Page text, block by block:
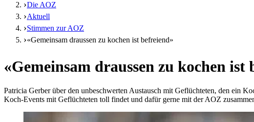
Die AOZ
Aktuell
Stimmen zur AOZ
«Gemeinsam draussen zu kochen ist befreiend»
«Gemeinsam draussen zu kochen ist
Patricia Gerber über den unbeschwerten Austausch mit Geflüchteten, den ein
Koch-Events mit Geflüchteten toll findet und dafür gerne mit der AOZ